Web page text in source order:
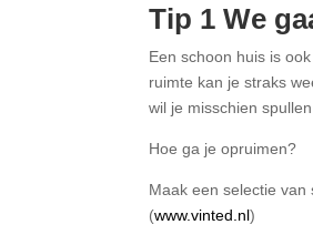
Tip 1 We
Een schoon huis is
ruimte kan je straks
wil je misschien
Hoe ga je opruimen?
Maak een selectie
(www.vinted.nl)